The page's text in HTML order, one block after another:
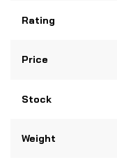
Rating
Price
Stock
Weight